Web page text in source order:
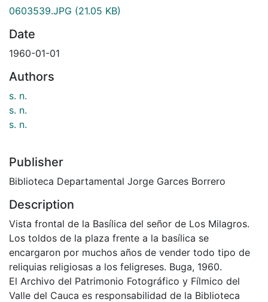
0603539.JPG (21.05 KB)
Date
1960-01-01
Authors
s. n.
s. n.
s. n.
Publisher
Biblioteca Departamental Jorge Garces Borrero
Description
Vista frontal de la Basílica del señor de Los Milagros.
Los toldos de la plaza frente a la basílica se
encargaron por muchos años de vender todo tipo de
reliquias religiosas a los feligreses. Buga, 1960.
El Archivo del Patrimonio Fotográfico y Fílmico del
Valle del Cauca es responsabilidad de la Biblioteca